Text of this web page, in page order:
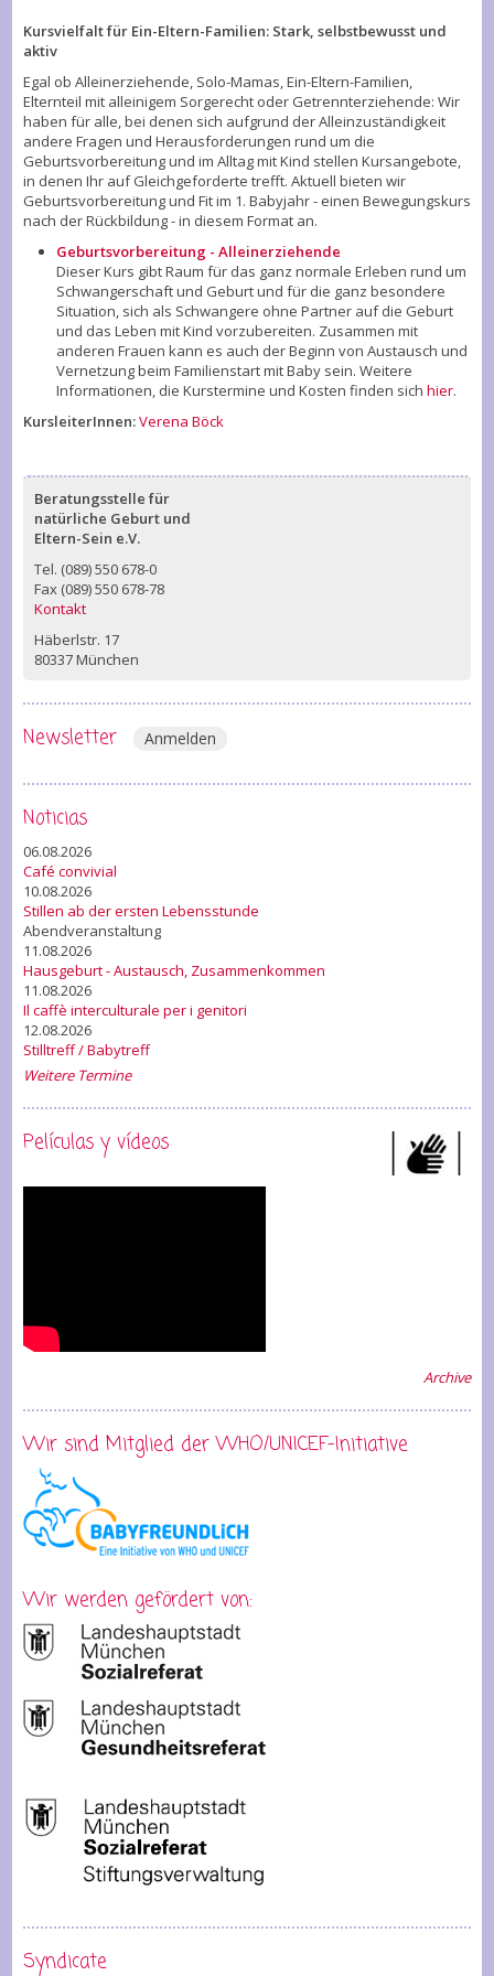
Kursvielfalt für Ein-Eltern-Familien: Stark, selbstbewusst und
aktiv
Egal ob Alleinerziehende, Solo-Mamas, Ein-Eltern-Familien,
Elternteil mit alleinigem Sorgerecht oder Getrennterziehende: Wir
haben für alle, bei denen sich aufgrund der Alleinzuständigkeit
andere Fragen und Herausforderungen rund um die
Geburtsvorbereitung und im Alltag mit Kind stellen Kursangebote,
in denen Ihr auf Gleichgeforderte trefft. Aktuell bieten wir
Geburtsvorbereitung und Fit im 1. Babyjahr - einen Bewegungskurs
nach der Rückbildung - in diesem Format an.
Geburtsvorbereitung - Alleinerziehende
Dieser Kurs gibt Raum für das ganz normale Erleben rund um
Schwangerschaft und Geburt und für die ganz besondere
Situation, sich als Schwangere ohne Partner auf die Geburt
und das Leben mit Kind vorzubereiten. Zusammen mit
anderen Frauen kann es auch der Beginn von Austausch und
Vernetzung beim Familienstart mit Baby sein. Weitere
Informationen, die Kurstermine und Kosten finden sich hier.
KursleiterInnen:Verena Böck
Beratungsstelle für
natürliche Geburt und
Eltern-Sein e.V.
Tel. (089) 550 678-0
Fax (089) 550 678-78
Kontakt
Häberlstr. 17
80337 München
Newsletter Anmelden
Noticias
06.08.2026
Café convivial
10.08.2026
Stillen ab der ersten Lebensstunde
Abendveranstaltung
11.08.2026
Hausgeburt - Austausch, Zusammenkommen
11.08.2026
Il caffè interculturale per i genitori
12.08.2026
Stilltreff / Babytreff
Weitere Termine
Películas y vídeos
Archive
Wir sind Mitglied der WHO/UNICEF-Initiative
Wir werden gefördert von:
Syndicate